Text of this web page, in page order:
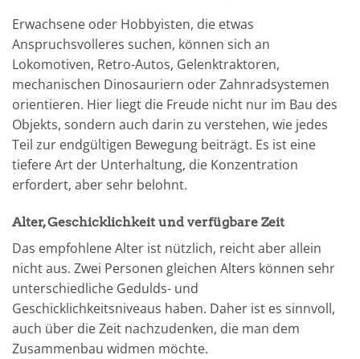
Erwachsene oder Hobbyisten, die etwas
Anspruchsvolleres suchen, können sich an
Lokomotiven, Retro-Autos, Gelenktraktoren,
mechanischen Dinosauriern oder Zahnradsystemen
orientieren. Hier liegt die Freude nicht nur im Bau des
Objekts, sondern auch darin zu verstehen, wie jedes
Teil zur endgültigen Bewegung beiträgt. Es ist eine
tiefere Art der Unterhaltung, die Konzentration
erfordert, aber sehr belohnt.
Alter, Geschicklichkeit und verfügbare Zeit
Das empfohlene Alter ist nützlich, reicht aber allein
nicht aus. Zwei Personen gleichen Alters können sehr
unterschiedliche Gedulds- und
Geschicklichkeitsniveaus haben. Daher ist es sinnvoll,
auch über die Zeit nachzudenken, die man dem
Zusammenbau widmen möchte.